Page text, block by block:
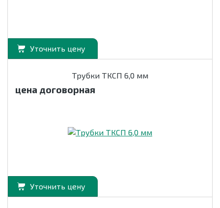
Уточнить цену
Трубки ТКСП 6,0 мм
цена договорная
Уточнить цену